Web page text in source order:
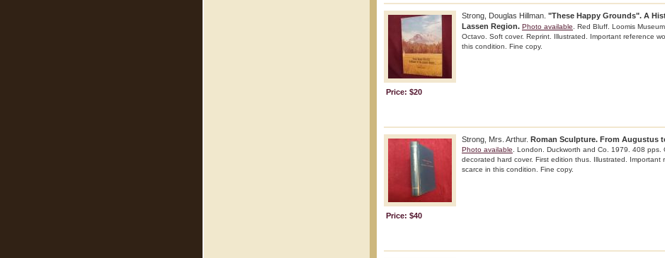
Strong, Douglas Hillman. "These Happy Grounds". A
Lassen Region. Photo available . Red Bluff. Loomis
Octavo. Soft cover. Reprint. Illustrated. Important reference
this condition. Fine copy.
Price: $20
Strong, Mrs. Arthur. Roman Sculpture. From Augustus
Photo available . London. Duckworth and Co. 1979. 408 pps.
decorated hard cover. First edition thus. Illustrated. Important
scarce in this condition. Fine copy.
Price: $40